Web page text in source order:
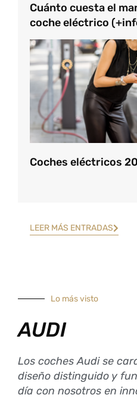
Cuánto cuesta el
coche eléctrico
Coches eléctricos
LEER MÁS ENTRADAS
Lo más visto
AUDI
Los coches Audi se
diseño distinguido y
día con nosotros en